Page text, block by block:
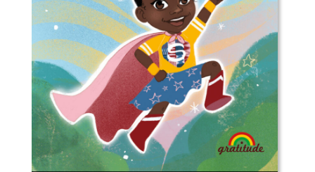
Genre:Bilderbuch
Typ:
Gebunden
Seiten:32
ISBN:978-3-98920-015-9
Preis:18.00 €
Erscheingsdatum:10.10.24
zum Shop